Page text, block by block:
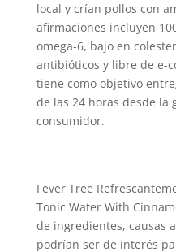
local y crían pollos con
afirmaciones incluyen
omega-6, bajo en
antibióticos y libre de e-
tiene como objetivo
de las 24 horas desde la
consumidor.
Fever Tree
Tonic Water With
de ingredientes, causas
podrían ser de interés